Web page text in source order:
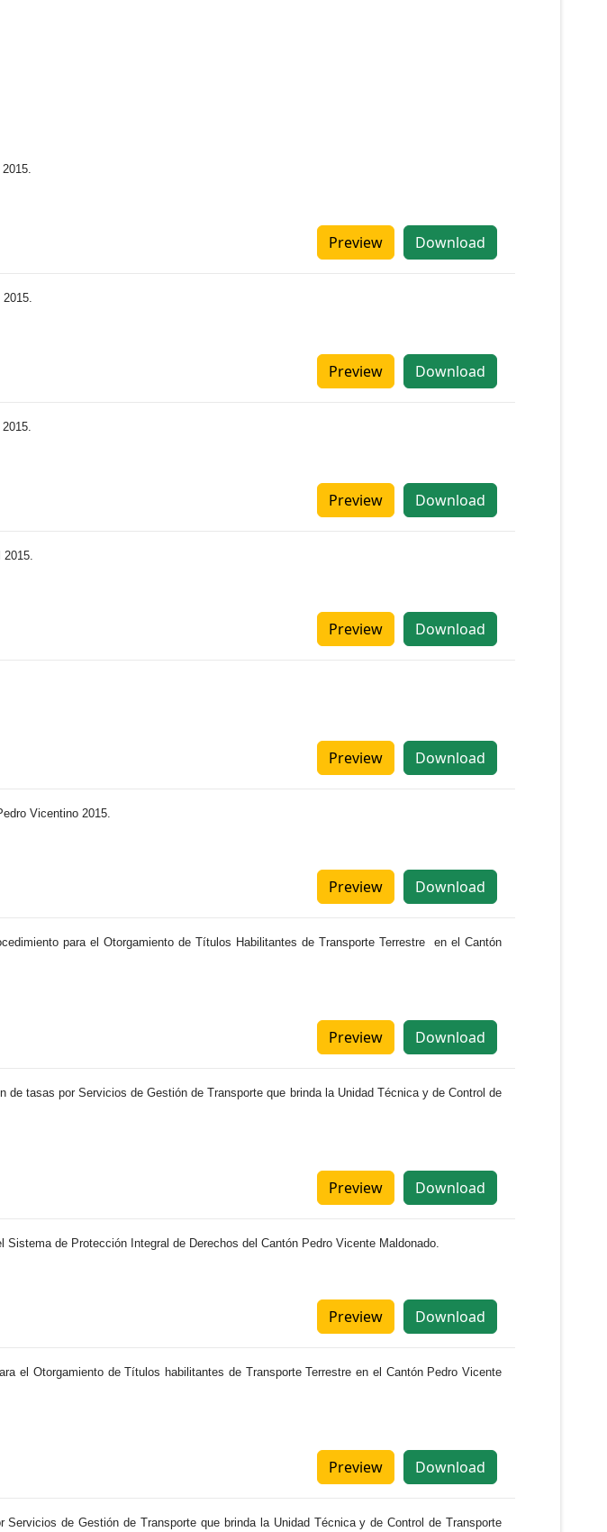
Download
Preview
Download
Preview
Download
Preview
Download
Preview
Download
Preview
Vicentino 2015.
Download
Preview
para el Otorgamiento de Títulos Habilitantes de Transporte Terrestre en el Cantón
Download
Preview
tasas por Servicios de Gestión de Transporte que brinda la Unidad Técnica y de Control de
Download
Preview
de Protección Integral de Derechos del Cantón Pedro Vicente Maldonado.
Download
Preview
el Otorgamiento de Títulos habilitantes de Transporte Terrestre en el Cantón Pedro Vicente
Download
Preview
de Gestión de Transporte que brinda la Unidad Técnica y de Control de Transporte